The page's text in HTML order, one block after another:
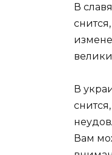
В
В
Вам